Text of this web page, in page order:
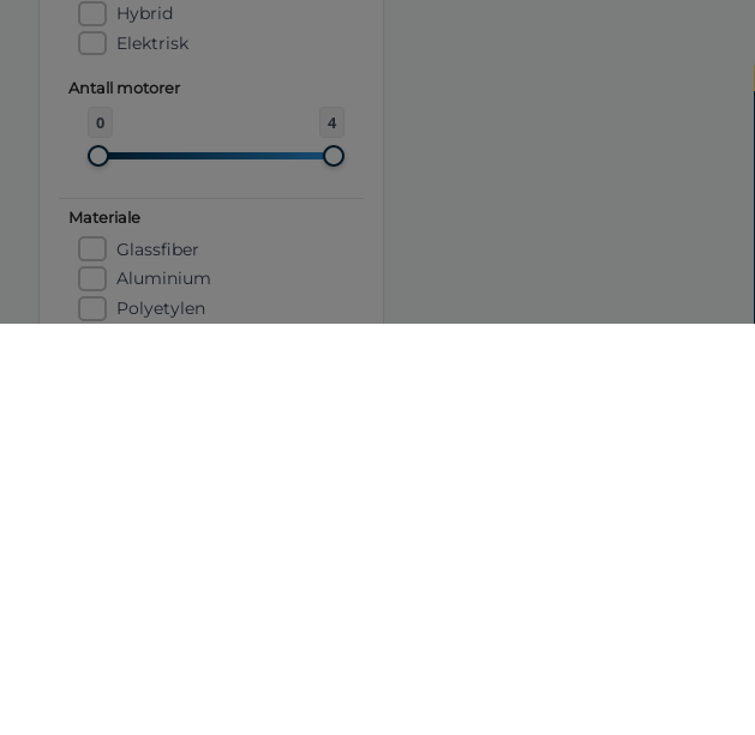
Hybrid
Elektrisk
Antall motorer
0 4
Materiale
Glassfiber
Aluminium
Polyetylen